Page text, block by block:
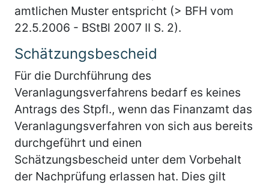
amtlichen Muster entspricht (> BFH vom
22.5.2006 - BStBl 2007 II S. 2).
Schätzungsbescheid
Für die Durchführung des
Veranlagungsverfahrens bedarf es keines
Antrags des Stpfl., wenn das Finanzamt das
Veranlagungsverfahren von sich aus bereits
durchgeführt und einen
Schätzungsbescheid unter dem Vorbehalt
der Nachprüfung erlassen hat. Dies gilt